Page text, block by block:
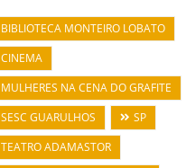
BIBLIOTECA MONTEIRO LOBATO
CINEMA
MULHERES NA CENA DO GRAFITE
SESC GUARULHOS
SP
TEATRO ADAMASTOR